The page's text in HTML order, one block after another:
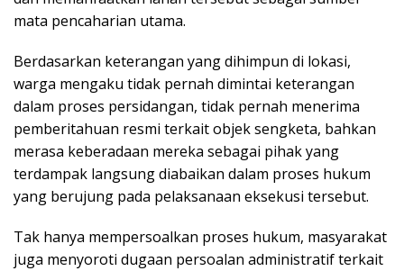
mata pencaharian utama.
Berdasarkan keterangan yang dihimpun di lokasi,
warga mengaku tidak pernah dimintai keterangan
dalam proses persidangan, tidak pernah menerima
pemberitahuan resmi terkait objek sengketa, bahkan
merasa keberadaan mereka sebagai pihak yang
terdampak langsung diabaikan dalam proses hukum
yang berujung pada pelaksanaan eksekusi tersebut.
Tak hanya mempersoalkan proses hukum, masyarakat
juga menyoroti dugaan persoalan administratif terkait